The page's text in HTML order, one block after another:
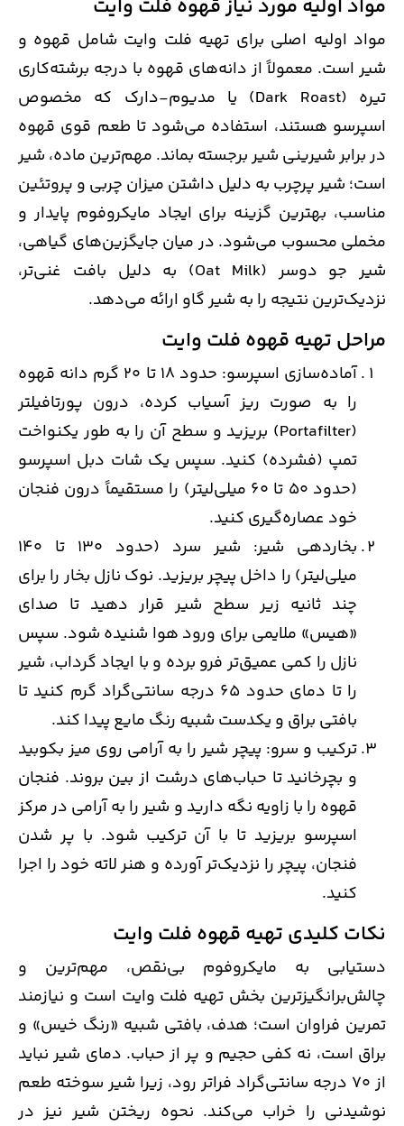
مواد اولیه مورد نیاز قهوه فلت وایت
مواد اولیه اصلی برای تهیه فلت وایت شامل قهوه و
شیر است. معمولاً از دانه‌های قهوه با درجه برشته‌کاری
تیره (Dark Roast) یا مدیوم-دارک که مخصوص
اسپرسو هستند، استفاده می‌شود تا طعم قوی قهوه
در برابر شیرینی شیر برجسته بماند. مهم‌ترین ماده، شیر
است؛ شیر پرچرب به دلیل داشتن میزان چربی و پروتئین
مناسب، بهترین گزینه برای ایجاد مایکروفوم پایدار و
مخملی محسوب می‌شود. در میان جایگزین‌های گیاهی،
شیر جو دوسر (Oat Milk) به دلیل بافت غنی‌تر،
نزدیک‌ترین نتیجه را به شیر گاو ارائه می‌دهد.
مراحل تهیه قهوه فلت وایت
آماده‌سازی اسپرسو: حدود 18 تا 20 گرم دانه قهوه
را به صورت ریز آسیاب کرده، درون پورتافیلتر
(Portafilter) بریزید و سطح آن را به طور یکنواخت
تمپ (فشرده) کنید. سپس یک شات دبل اسپرسو
(حدود 50 تا 60 میلی‌لیتر) را مستقیماً درون فنجان
خود عصاره‌گیری کنید.
بخاردهی شیر: شیر سرد (حدود 130 تا 140
میلی‌لیتر) را داخل پیچر بریزید. نوک نازل بخار را برای
چند ثانیه زیر سطح شیر قرار دهید تا صدای
«هیس» ملایمی برای ورود هوا شنیده شود. سپس
نازل را کمی عمیق‌تر فرو برده و با ایجاد گرداب، شیر
را تا دمای حدود 65 درجه سانتی‌گراد گرم کنید تا
بافتی براق و یکدست شبیه رنگ مایع پیدا کند.
ترکیب و سرو: پیچر شیر را به آرامی روی میز بکوبید
و بچرخانید تا حباب‌های درشت از بین بروند. فنجان
قهوه را با زاویه نگه دارید و شیر را به آرامی در مرکز
اسپرسو بریزید تا با آن ترکیب شود. با پر شدن
فنجان، پیچر را نزدیک‌تر آورده و هنر لاته خود را اجرا
کنید.
نکات کلیدی تهیه قهوه فلت وایت
دستیابی به مایکروفوم بی‌نقص، مهم‌ترین و
چالش‌برانگیزترین بخش تهیه فلت وایت است و نیازمند
تمرین فراوان است؛ هدف، بافتی شبیه «رنگ خیس» و
براق است، نه کفی حجیم و پر از حباب. دمای شیر نباید
از 70 درجه سانتی‌گراد فراتر رود، زیرا شیر سوخته طعم
نوشیدنی را خراب می‌کند. نحوه ریختن شیر نیز در